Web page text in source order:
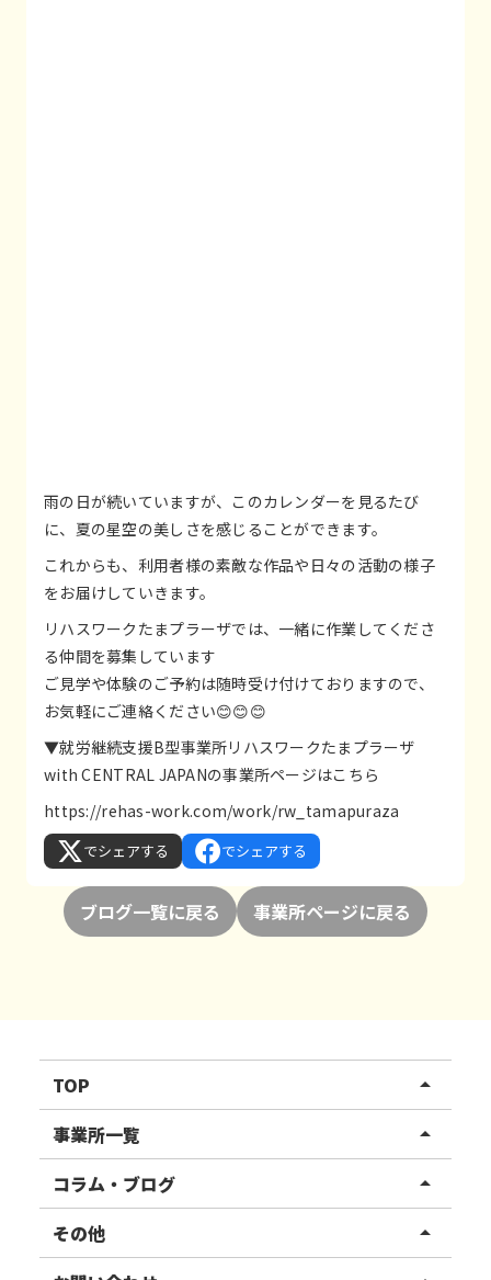
雨の日が続いていますが、このカレンダーを見るたび
に、夏の星空の美しさを感じることができます。
これからも、利用者様の素敵な作品や日々の活動の様子
をお届けしていきます。
リハスワークたまプラーザでは、一緒に作業してくださ
る仲間を募集しています
ご見学や体験のご予約は随時受け付けておりますので、
お気軽にご連絡ください😊😊😊
▼就労継続支援B型事業所リハスワークたまプラーザ
with CENTRAL JAPANの事業所ページはこちら
https://rehas-work.com/work/rw_tamapuraza
でシェアする でシェアする
ブログ一覧に戻る 事業所ページに戻る
TOP arrow_drop_up
リハスワーク
リハスファーム
事業所一覧 arrow_drop_up
関東エリア
東北エリア
コラム・ブログ arrow_drop_up
事業所ブログ
その他 arrow_drop_up